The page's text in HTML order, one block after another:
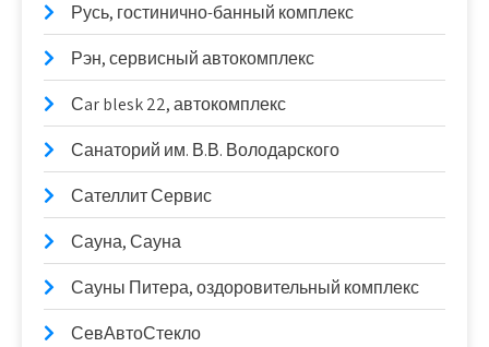
Русь, гостинично-банный комплекс
Рэн, сервисный автокомплекс
Сar blesk 22, автокомплекс
Санаторий им. В.В. Володарского
Сателлит Сервис
Сауна, Сауна
Сауны Питера, оздоровительный комплекс
СевАвтоСтекло